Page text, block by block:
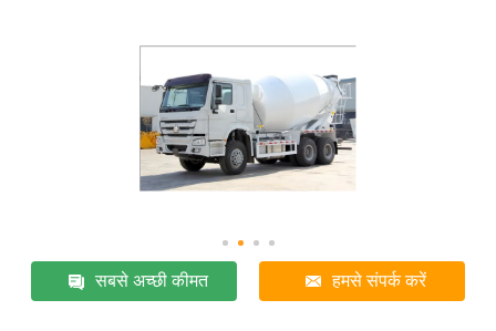
सबसे अच्छी कीमत हमसे संपर्क करें